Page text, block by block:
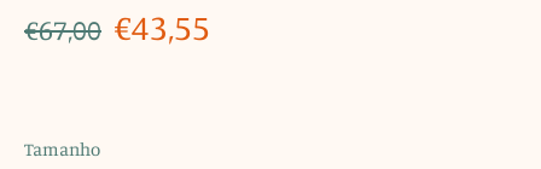
€67,00 €43,55
Tamanho